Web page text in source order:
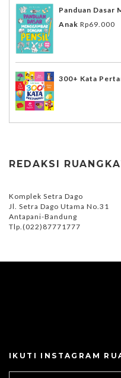
Panduan Dasar
Anak Rp69.000
300+ Kata
REDAKSI
Komplek Setra Dago
Jl. Setra Dago Utama No.31
Antapani-Bandung
Tlp.(022)87771777
IKUTI INSTAGRAM